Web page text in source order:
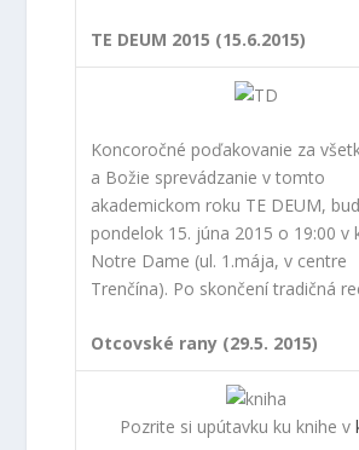
TE DEUM 2015 (15.6.2015)
Koncoročné poďakovanie za
a Božie sprevádzanie v tomto
akademickom roku TE DEUM,
pondelok 15. júna 2015 o 19:00 v
Notre Dame (ul. 1.mája, v centre
Trenčína). Po skončení tradičná
Otcovské rany (29.5. 2015)
Pozrite si upútavku ku knihe v